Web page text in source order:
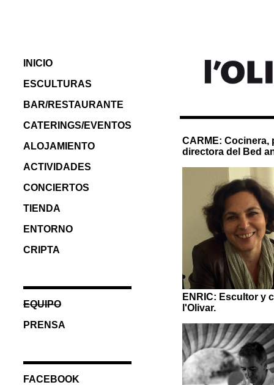
INICIO
ESCULTURAS
BAR/RESTAURANTE
CATERINGS/EVENTOS
ALOJAMIENTO
ACTIVIDADES
CONCIERTOS
TIENDA
ENTORNO
CRIPTA
EQUIPO
PRENSA
FACEBOOK
CARME: Cocinera,
directora del Bed
ENRIC: Escultor y
l'Olivar.